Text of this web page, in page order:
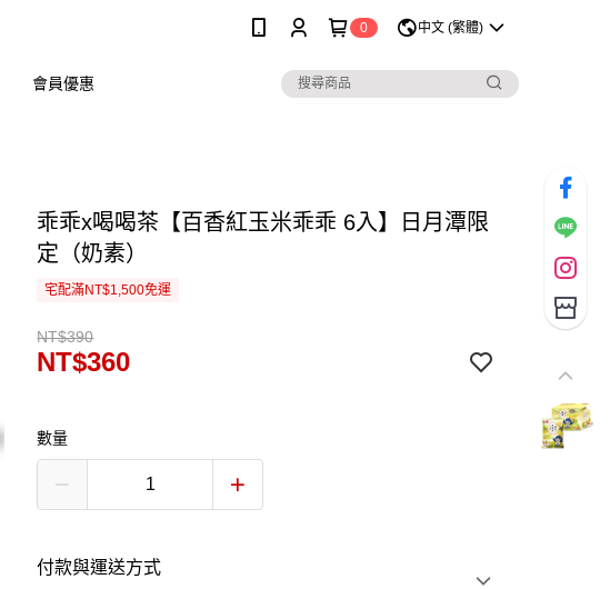
0 中文 (繁體)
會員優惠
乖乖x喝喝茶【百香紅玉米乖乖 6入】日月潭限
定（奶素）
宅配滿NT$1,500免運
NT$390
NT$360
數量
付款與運送方式